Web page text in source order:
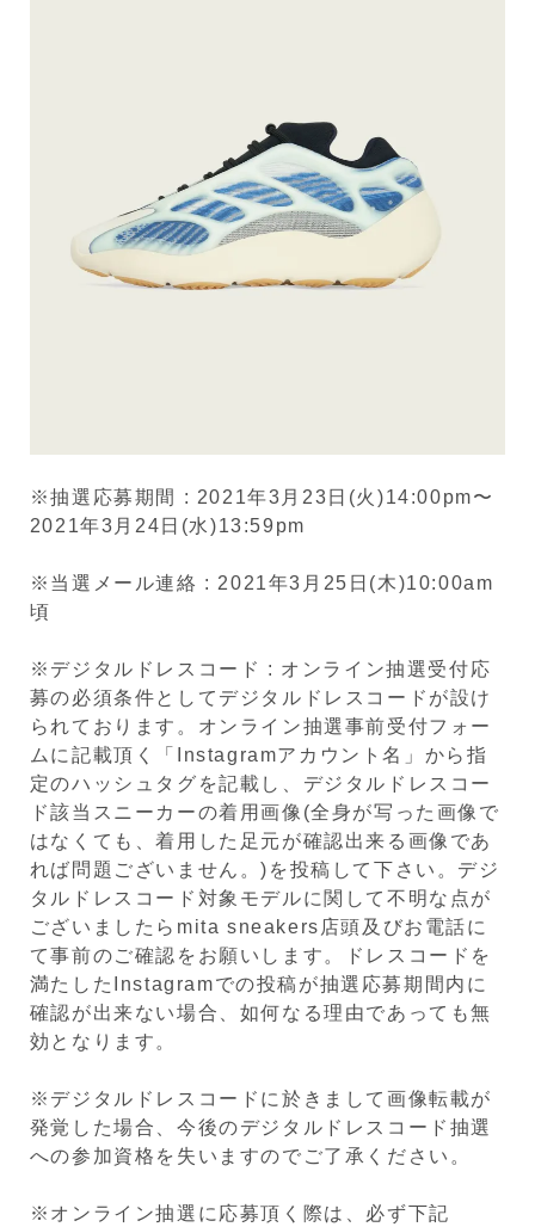
※抽選応募期間 : 2021年3月23日(火)14:00pm〜
2021年3月24日(水)13:59pm
※当選メール連絡 : 2021年3月25日(木)10:00am
頃
※デジタルドレスコード : オンライン抽選受付応
募の必須条件としてデジタルドレスコードが設け
られております。オンライン抽選事前受付フォー
ムに記載頂く「Instagramアカウント名」から指
定のハッシュタグを記載し、デジタルドレスコー
ド該当スニーカーの着用画像(全身が写った画像で
はなくても、着用した足元が確認出来る画像であ
れば問題ございません。)を投稿して下さい。デジ
タルドレスコード対象モデルに関して不明な点が
ございましたらmita sneakers店頭及びお電話に
て事前のご確認をお願いします。ドレスコードを
満たしたInstagramでの投稿が抽選応募期間内に
確認が出来ない場合、如何なる理由であっても無
効となります。
※デジタルドレスコードに於きまして画像転載が
発覚した場合、今後のデジタルドレスコード抽選
への参加資格を失いますのでご了承ください。
※オンライン抽選に応募頂く際は、必ず下記